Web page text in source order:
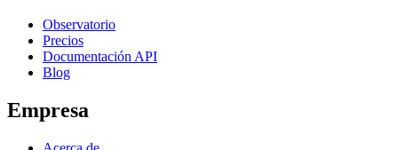
Observatorio
Precios
Documentación API
Blog
Empresa